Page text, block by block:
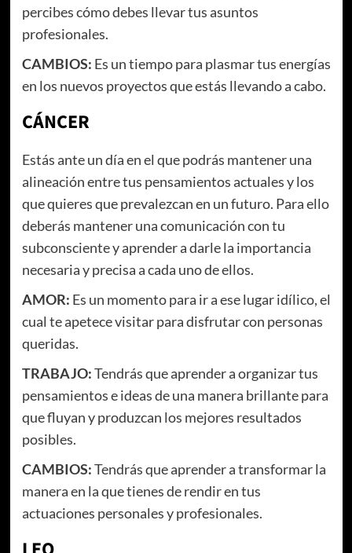
percibes cómo debes llevar tus asuntos
profesionales.
CAMBIOS: Es un tiempo para plasmar tus energías
en los nuevos proyectos que estás llevando a cabo.
CÁNCER
Estás ante un día en el que podrás mantener una
alineación entre tus pensamientos actuales y los
que quieres que prevalezcan en un futuro. Para ello
deberás mantener una comunicación con tu
subconsciente y aprender a darle la importancia
necesaria y precisa a cada uno de ellos.
AMOR: Es un momento para ir a ese lugar idílico, el
cual te apetece visitar para disfrutar con personas
queridas.
TRABAJO:Tendrás que aprender a organizar tus
pensamientos e ideas de una manera brillante para
que fluyan y produzcan los mejores resultados
posibles.
CAMBIOS:Tendrás que aprender a transformar la
manera en la que tienes de rendir en tus
actuaciones personales y profesionales.